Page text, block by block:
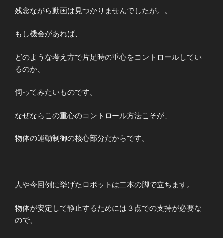
残念ながら動画は見つかりませんでしたが。。
もし機会があれば、
どのような考え方で片足時の重心をコントロールしてい
るのか、
伺ってみたいものです。
なぜならこの重心のコントロール方法こそが、
物体の運動制御の核心部分だからです。
人や今回例に挙げたロボットは二本の脚で立ちます。
物体が安定して静止するためには３点での支持が必要な
ので、